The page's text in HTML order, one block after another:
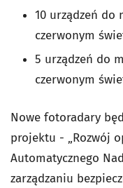
10 urządzeń do
czerwonym
5 urządzeń do
czerwonym
Nowe fotoradary
projektu - „Rozwój
Automatycznego
zarządzaniu